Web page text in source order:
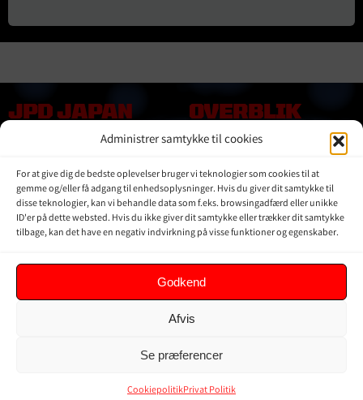
Administrer samtykke til cookies
For at give dig de bedste oplevelser bruger vi teknologier som cookies til at
gemme og/eller få adgang til enhedsoplysninger. Hvis du giver dit samtykke til
disse teknologier, kan vi behandle data som f.eks. browsingadfærd eller unikke
ID'er på dette websted. Hvis du ikke giver dit samtykke eller trækker dit samtykke
tilbage, kan det have en negativ indvirkning på visse funktioner og egenskaber.
Godkend
Afvis
Se præferencer
CookiepolitikPrivat Politik
JPD JAPAN
DENMARK
Kontakt Os
Om JPD Japan Denmark
Handelsbetingelser
Privat Politik
OVERBLIK
Online shop
Vores Mærker